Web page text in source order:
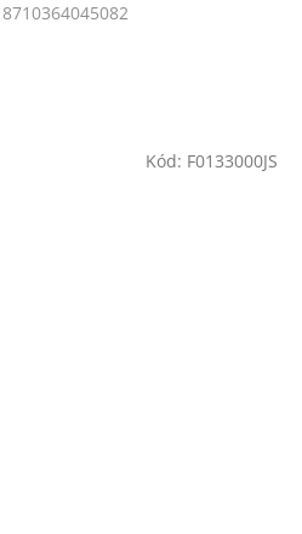
Kód: F0133000JS
8710364045082